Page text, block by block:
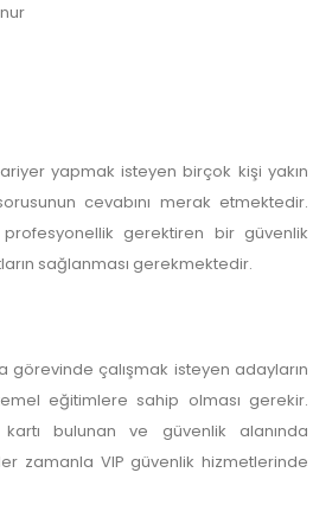
yapmak isteyen birçok kişi yakın
cevabını merak etmektedir.
gerektiren bir güvenlik
sağlanması gerekmektedir.
görevinde çalışmak isteyen adayların
eğitimlere sahip olması gerekir.
bulunan ve güvenlik alanında
zamanla VIP güvenlik hizmetlerinde